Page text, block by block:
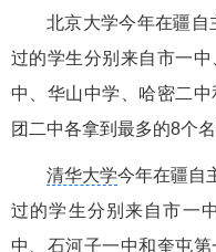
北京大学今年在疆自
过的学生分别来自市一
中、华山中学、哈密二
团二中各拿到最多的8个名
清华大学今年在疆自
过的学生分别来自市一
中、石河子一中和奎屯